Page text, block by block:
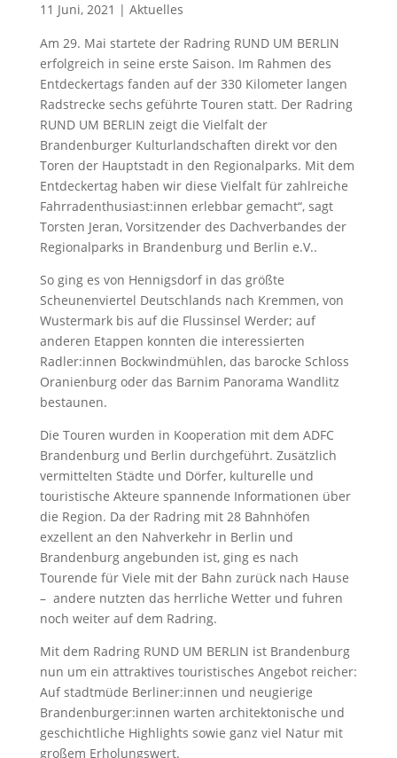
11 Juni, 2021 | Aktuelles
Am 29. Mai startete der Radring RUND UM BERLIN
erfolgreich in seine erste Saison. Im Rahmen des
Entdeckertags fanden auf der 330 Kilometer langen
Radstrecke sechs geführte Touren statt. Der Radring
RUND UM BERLIN zeigt die Vielfalt der
Brandenburger Kulturlandschaften direkt vor den
Toren der Hauptstadt in den Regionalparks. Mit dem
Entdeckertag haben wir diese Vielfalt für zahlreiche
Fahrradenthusiast:innen erlebbar gemacht“, sagt
Torsten Jeran, Vorsitzender des Dachverbandes der
Regionalparks in Brandenburg und Berlin e.V..
So ging es von Hennigsdorf in das größte
Scheunenviertel Deutschlands nach Kremmen, von
Wustermark bis auf die Flussinsel Werder; auf
anderen Etappen konnten die interessierten
Radler:innen Bockwindmühlen, das barocke Schloss
Oranienburg oder das Barnim Panorama Wandlitz
bestaunen.
Die Touren wurden in Kooperation mit dem ADFC
Brandenburg und Berlin durchgeführt. Zusätzlich
vermittelten Städte und Dörfer, kulturelle und
touristische Akteure spannende Informationen über
die Region. Da der Radring mit 28 Bahnhöfen
exzellent an den Nahverkehr in Berlin und
Brandenburg angebunden ist, ging es nach
Tourende für Viele mit der Bahn zurück nach Hause
– andere nutzten das herrliche Wetter und fuhren
noch weiter auf dem Radring.
Mit dem Radring RUND UM BERLIN ist Brandenburg
nun um ein attraktives touristisches Angebot reicher:
Auf stadtmüde Berliner:innen und neugierige
Brandenburger:innen warten architektonische und
geschichtliche Highlights sowie ganz viel Natur mit
großem Erholungswert.